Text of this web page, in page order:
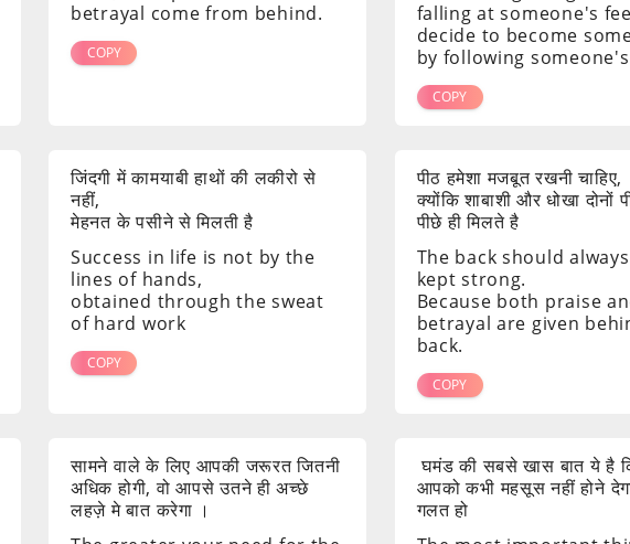
betrayal come from behind.
COPY
falling at someone's
decide to become
by following
COPY
जिंदगी में कामयाबी हाथों की लकीरो से
नहीं,
मेहनत के पसीने से मिलती है
Success in life is not by the
lines of hands,
obtained through the sweat
of hard work
COPY
पीठ हमेशा मजबूत रखनी चाहिए,
क्योंकि शाबाशी और धोखा दोनों
पीछे ही मिलते है
The back should
kept strong.
Because both praise
betrayal are given
back.
COPY
सामने वाले के लिए आपकी जरूरत जितनी
अधिक होगी, वो आपसे उतने ही अच्छे
लहज़े मे बात करेगा ।
घमंड की सबसे खास बात ये है
आपको कभी महसूस नहीं होने
गलत हो